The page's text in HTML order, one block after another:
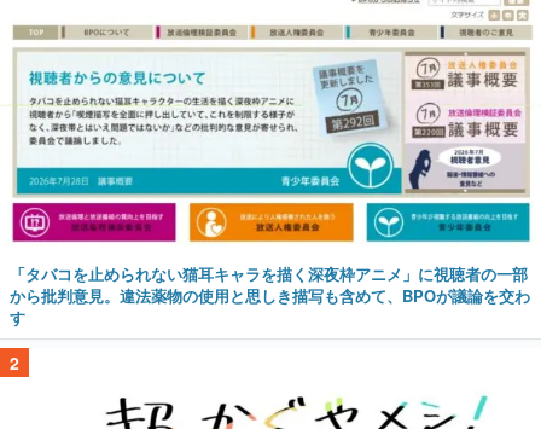
「タバコを止められない猫耳キャラを描く深夜枠アニメ」に視聴者の一部
から批判意見。違法薬物の使用と思しき描写も含めて、BPOが議論を交わ
す
2